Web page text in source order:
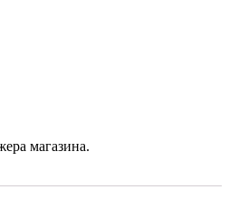
магазина.